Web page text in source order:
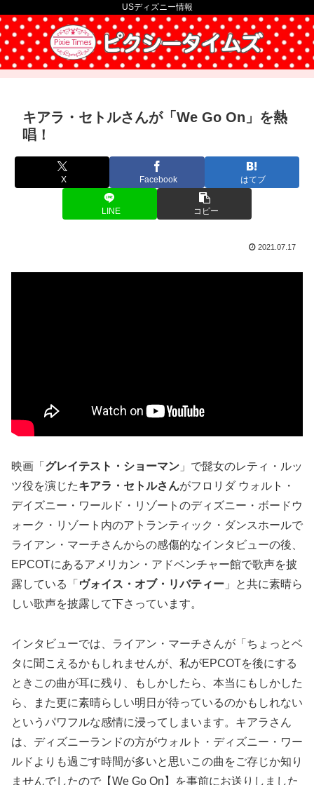
USディズニー情報
キアラ・セトルさんが「We Go On」を熱
唱！
X Facebook はてブ
LINE コピー
2021.07.17
映画「 グレイテスト・ショーマン 」で髭女のレティ・ルッ
ツ役を演じたキアラ・セトルさんがフロリダ ウォルト・
デイズニー・ワールド・リゾートのディズニー・ボードウ
ォーク・リゾート内のアトランティック・ダンスホールで
ライアン・マーチさんからの感傷的なインタビューの後、
EPCOTにあるアメリカン・アドベンチャー館で歌声を披
露している「 ヴォイス・オブ・リバティー 」と共に素晴ら
しい歌声を披露して下さっています。
インタビューでは、ライアン・マーチさんが「ちょっとベ
タに聞こえるかもしれませんが、私がEPCOTを後にする
ときこの曲が耳に残り、もしかしたら、本当にもしかした
ら、また更に素晴らしい明日が待っているのかもしれない
というパワフルな感情に浸ってしまいます。キアラさん
は、ディズニーランドの方がウォルト・ディズニー・ワー
ルドよりも過ごす時間が多いと思いこの曲をご存じか知り
ませんでしたので【We Go On】を事前にお送りしました